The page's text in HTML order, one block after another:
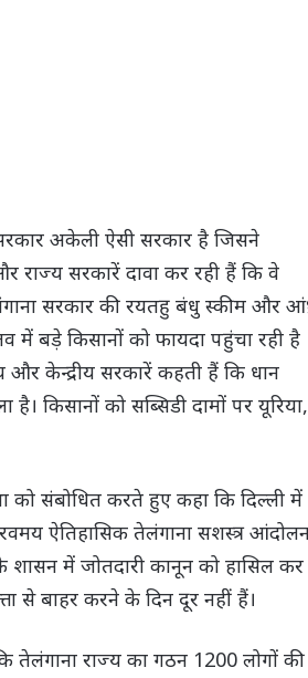
अकेली ऐसी सरकार है जिसने
राज्य सरकारें दावा कर रही हैं कि वे
सरकार की रयतहु बंधु स्कीम और
में बड़े किसानों को फायदा पहुंचा रही है
केन्द्रीय सरकारें कहती हैं कि धान
किसानों को सब्सिडी दामों पर यूरिया,
को संबोधित करते हुए कहा कि दिल्ली में
ऐतिहासिक तेलंगाना सशस्त्र
शासन में जोतदारी कानून को हासिल कर
से बाहर करने के दिन दूर नहीं हैं।
राज्य का गठन 1200 लोगों की